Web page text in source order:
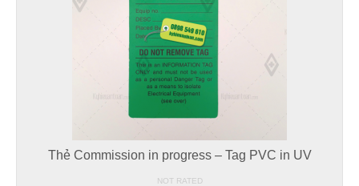
Thẻ Commission in progress – Tag PVC in UV
NOT RATED